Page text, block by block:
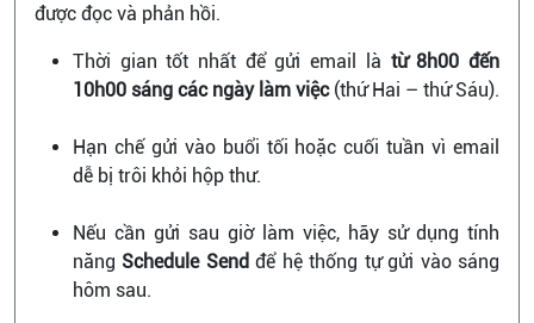
được đọc và phản hồi.
Thời gian tốt nhất để gửi email là từ 8h00 đến
10h00 sáng các ngày làm việc(thứ Hai – thứ Sáu).
Hạn chế gửi vào buổi tối hoặc cuối tuần vì email
dễ bị trôi khỏi hộp thư.
Nếu cần gửi sau giờ làm việc, hãy sử dụng tính
năng Schedule Send để hệ thống tự gửi vào sáng
hôm sau.